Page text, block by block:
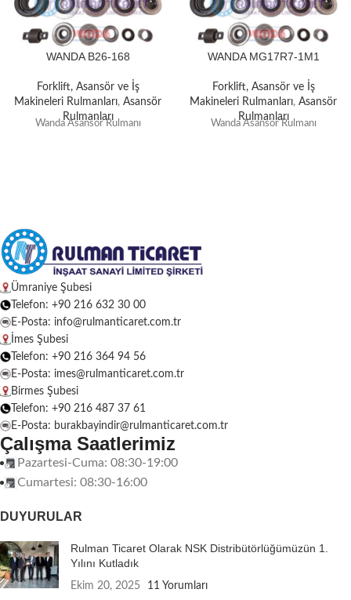
WANDA B26-168
Forklift, Asansör ve İş
Makineleri Rulmanları, Asansör
Rulmanları
Wanda Asansör Rulmanı
WANDA MG17R7-1M1
Forklift, Asansör ve İş
Makineleri Rulmanları, Asansör
Rulmanları
Wanda Asansör Rulmanı
Ümraniye Şubesi
Telefon: +90 216 632 30 00
E-Posta: info@rulmanticaret.com.tr
İmes Şubesi
Telefon: +90 216 364 94 56
E-Posta: imes@rulmanticaret.com.tr
Birmes Şubesi
Telefon: +90 216 487 37 61
E-Posta: burakbayindir@rulmanticaret.com.tr
Çalışma Saatlerimiz
Pazartesi-Cuma: 08:30-19:00
Cumartesi: 08:30-16:00
DUYURULAR
Rulman Ticaret Olarak NSK Distribütörlüğümüzün 1.
Yılını Kutladık
Ekim 20, 2025 11 Yorumları